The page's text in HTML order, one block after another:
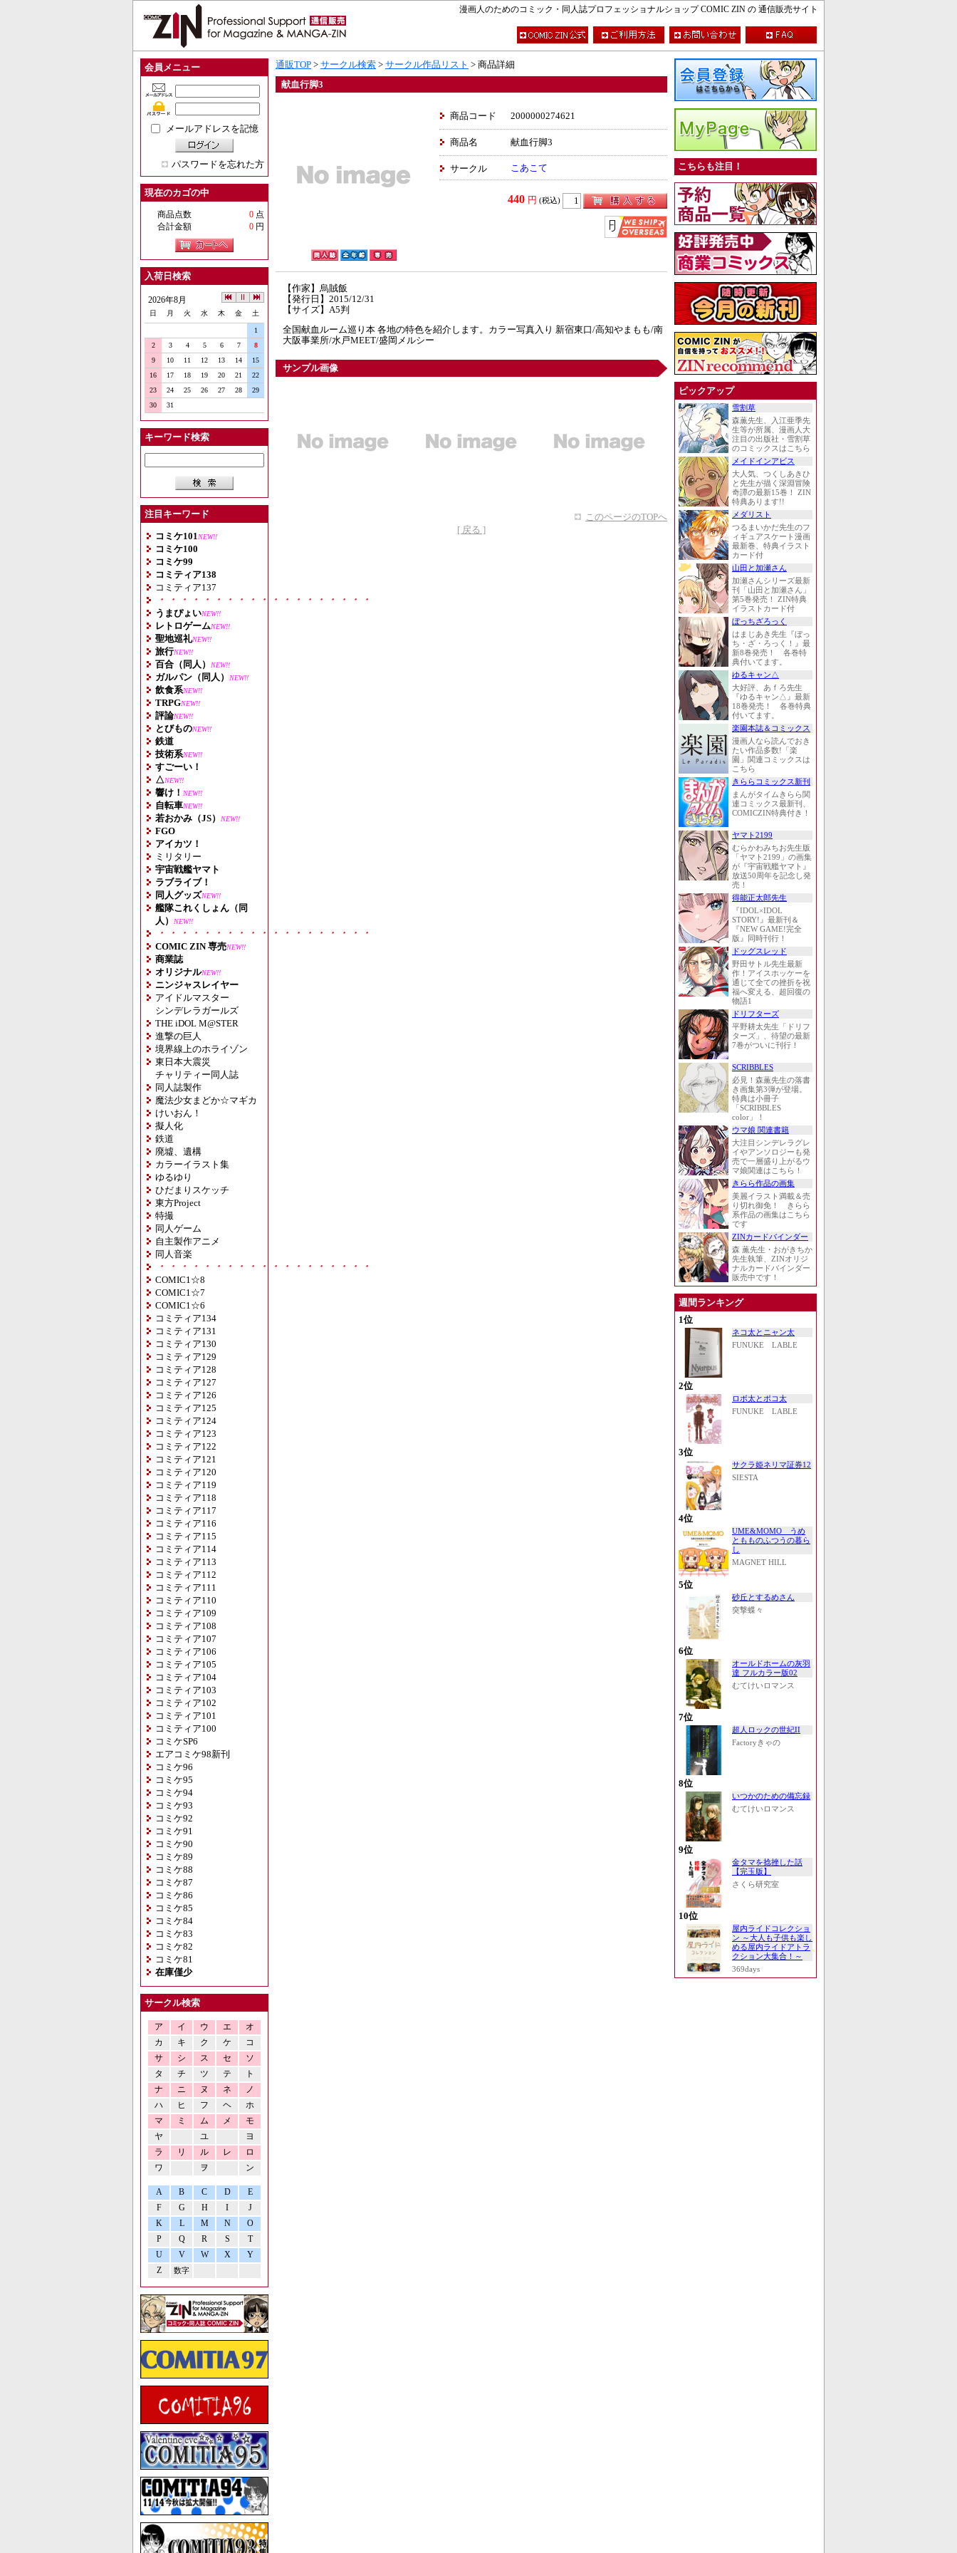
漫画人のためのコミック・同人誌プロフェッショナルショップ COMIC ZIN の 通信販売サイト
会員メニュー
メールアドレスを記憶
パスワードを忘れた方
現在のカゴの中
商品点数 0 点
合計金額
0 円
入荷日検索
2026年8月
日 月 火 水 木 金 土
1
2
3 4 5 6 7
8
9
10 11 12 13 14
15
16
17 18 19 20 21
22
23
24 25 26 27 28
29
30
31
キーワード検索
注目キーワード
コミケ101 NEW!!
コミケ100
コミケ99
コミティア138
コミティア137
・・・・・・・・・・・・・・・・・・・
うまぴょいNEW!!
レトロゲームNEW!!
聖地巡礼NEW!!
旅行NEW!!
百合（同人） NEW!!
ガルパン（同人） NEW!!
飲食系NEW!!
TRPGNEW!!
評論NEW!!
とびものNEW!!
鉄道
技術系NEW!!
すごーい！
△NEW!!
響け！ NEW!!
自転車NEW!!
若おかみ（JS） NEW!!
FGO
アイカツ！
ミリタリー
宇宙戦艦ヤマト
ラブライブ！
同人グッズNEW!!
艦隊これくしょん（同
人）
NEW!!
・・・・・・・・・・・・・・・・・・・
COMIC ZIN 専売NEW!!
商業誌
オリジナルNEW!!
ニンジャスレイヤー
アイドルマスター
シンデレラガールズ
THE iDOL M@STER
進撃の巨人
境界線上のホライゾン
東日本大震災
チャリティー同人誌
同人誌製作
魔法少女まどか☆マギカ
けいおん！
擬人化
鉄道
廃墟、遺構
カラーイラスト集
ゆるゆり
ひだまりスケッチ
東方Project
特撮
同人ゲーム
自主製作アニメ
同人音楽
・・・・・・・・・・・・・・・・・・・
COMIC1☆8
COMIC1☆7
COMIC1☆6
コミティア134
コミティア131
コミティア130
コミティア129
コミティア128
コミティア127
コミティア126
コミティア125
コミティア124
コミティア123
コミティア122
コミティア121
コミティア120
コミティア119
コミティア118
コミティア117
コミティア116
コミティア115
コミティア114
コミティア113
コミティア112
コミティア111
コミティア110
コミティア109
コミティア108
コミティア107
コミティア106
コミティア105
コミティア104
コミティア103
コミティア102
コミティア101
コミティア100
コミケSP6
エアコミケ98新刊
コミケ96
コミケ95
コミケ94
コミケ93
コミケ92
コミケ91
コミケ90
コミケ89
コミケ88
コミケ87
コミケ86
コミケ85
コミケ84
コミケ83
コミケ82
コミケ81
在庫僅少
サークル検索
ア イ ウ エ
オ
カ
キ ク ケ
コ
サ
シ ス セ
ソ
タ
チ ツ テ
ト
ナ
ニ ヌ ネ
ノ
ハ
ヒ フ ヘ
ホ
マ
ミ ム メ
モ
ヤ
ユ
ヨ
ラ
リ ル レ
ロ
ワ
ヲ ン
A B C D
E
F
G H I
J
K
L M N
O
P
Q R S
T
U
V W X
Y
Z
数字
通販TOP > サークル検索 > サークル作品リスト > 商品詳細
献血行脚3
商品コード 2000000274621
商品名 献血行脚3
サークル こあこて
440 円 (税込)
【作家】烏賊飯
【発行日】2015/12/31
【サイズ】A5判
全国献血ルーム巡り本 各地の特色を紹介します。カラー写真入り 新宿東口/高知やまもも/南
大阪事業所/水戸MEET/盛岡メルシー
サンプル画像
このページのTOPへ
[ 戻る ]
こちらも注目！
ピックアップ
雪割草
森薫先生、入江亜季先
生等が所属、漫画人大
注目の出版社・雪割草
のコミックスはこちら
メイドインアビス
大人気、つくしあきひ
と先生が描く深淵冒険
奇譚の最新15巻！ ZIN
特典あります!!
メダリスト
つるまいかだ先生のフ
ィギュアスケート漫画
最新巻、特典イラスト
カード付
山田と加瀬さん
加瀬さんシリーズ最新
刊「山田と加瀬さん」
第5巻発売！ ZIN特典
イラストカード付
ぼっちざろっく
はまじあき先生『ぼっ
ち・ざ・ろっく！』最
新8巻発売！ 各巻特
典付いてます。
ゆるキャン△
大好評、あｆろ先生
『ゆるキャン△』最新
18巻発売！ 各巻特典
付いてます。
楽園本誌＆コミックス
漫画人なら読んでおき
たい作品多数!「楽
園」関連コミックスは
こちら
きららコミックス新刊
まんがタイムきらら関
連コミックス最新刊、
COMICZIN特典付き！
ヤマト2199
むらかわみちお先生版
「ヤマト2199」の画集
が『宇宙戦艦ヤマト』
放送50周年を記念し発
売！
得能正太郎先生
『IDOL×IDOL
STORY!』最新刊＆
『NEW GAME!完全
版』同時刊行！
ドッグスレッド
野田サトル先生最新
作！アイスホッケーを
通じて全ての挫折を祝
福へ変える、超回復の
物語1
ドリフターズ
平野耕太先生「ドリフ
ターズ」、待望の最新
7巻がついに刊行！
SCRIBBLES
必見！森薫先生の落書
き画集第3弾が登場。
特典は小冊子
「SCRIBBLES
color」！
ウマ娘 関連書籍
大注目シンデレラグレ
イやアンソロジーも発
売で一層盛り上がるウ
マ娘関連はこちら！
きらら作品の画集
美麗イラスト満載＆売
り切れ御免！ きらら
系作品の画集はこちら
です
ZINカードバインダー
森 薫先生・おがきちか
先生執筆、ZINオリジ
ナルカードバインダー
販売中です！
週間ランキング
1位
ネコ太とニャン太
FUNUKE LABLE
2位
ロボ太とポコ太
FUNUKE LABLE
3位
サクラ姫ネリマ証券12
SIESTA
4位
UME&MOMO うめ
ともものふつうの暮ら
し
MAGNET HILL
5位
砂丘とするめさん
突撃蝶々
6位
オールドホームの灰羽
達 フルカラー版02
むてけいロマンス
7位
超人ロックの世紀II
Factoryきゃの
8位
いつかのための備忘録
むてけいロマンス
9位
金タマを捻挫した話
【完玉版】
さくら研究室
10位
屋内ライドコレクショ
ン ～大人も子供も楽し
める屋内ライドアトラ
クション大集合！～
369days